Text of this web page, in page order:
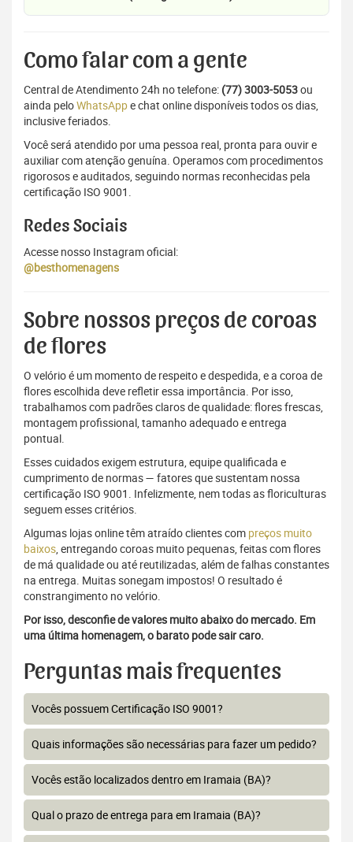
Como falar com a gente
Central de Atendimento 24h no telefone: (77) 3003-5053ou
ainda peloWhatsAppe chat online disponíveis todos os dias,
inclusive feriados.
Você será atendido por uma pessoa real, pronta para ouvir e
auxiliar com atenção genuína. Operamos com procedimentos
rigorosos e auditados, seguindo normas reconhecidas pela
certificação ISO 9001.
Redes Sociais
Acesse nosso Instagram oficial:
@besthomenagens
Sobre nossos preços de coroas
de flores
O velório é um momento de respeito e despedida, e a coroa de
flores escolhida deve refletir essa importância. Por isso,
trabalhamos com padrões claros de qualidade: flores frescas,
montagem profissional, tamanho adequado e entrega
pontual.
Esses cuidados exigem estrutura, equipe qualificada e
cumprimento de normas — fatores que sustentam nossa
certificação ISO 9001. Infelizmente, nem todas as floriculturas
seguem esses critérios.
Algumas lojas online têm atraído clientes com preços muito
baixos, entregando coroas muito pequenas, feitas com flores
de má qualidade ou até reutilizadas, além de falhas constantes
na entrega. Muitas sonegam impostos! O resultado é
constrangimento no velório.
Por isso, desconfie de valores muito abaixo do mercado. Em
uma última homenagem, o barato pode sair caro.
Perguntas mais frequentes
Vocês possuem Certificação ISO 9001?
Quais informações são necessárias para fazer um pedido?
Vocês estão localizados dentro em Iramaia (BA)?
Qual o prazo de entrega para em Iramaia (BA)?